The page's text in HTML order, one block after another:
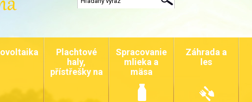
Plachtové
haly,
přístřešky na
Spracovanie
mlieka a
mäsa
Záhrada a
les